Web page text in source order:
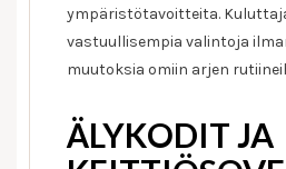
ympäristötavoitteita.
vastuullisempia valintoja
muutoksia omiin arjen
ÄLYKODIT JA